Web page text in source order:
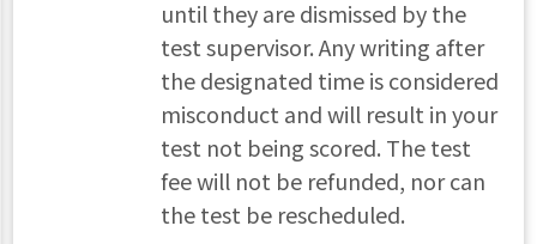
until they are dismissed by the
test supervisor. Any writing after
the designated time is considered
misconduct and will result in your
test not being scored. The test
fee will not be refunded, nor can
the test be rescheduled.